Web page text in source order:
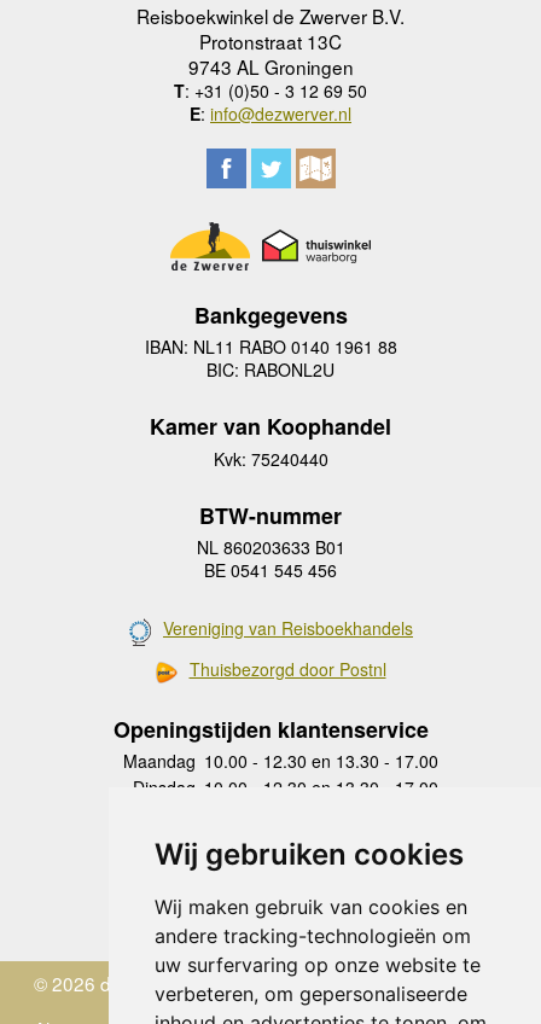
Wij gebruiken cookies
Wij maken gebruik van cookies en
andere tracking-technologieën om
uw surfervaring op onze website te
verbeteren, om gepersonaliseerde
Reisboekwinkel de Zwerver B.V.
Protonstraat 13C
9743 AL Groningen
T: +31 (0)50 - 3 12 69 50
E: info@dezwerver.nl
Bankgegevens
IBAN: NL11 RABO 0140 1961 88
BIC: RABONL2U
Kamer van Koophandel
Kvk: 75240440
BTW-nummer
NL 860203633 B01
BE 0541 545 456
Vereniging van Reisboekhandels
Thuisbezorgd door Postnl
Openingstijden klantenservice
Maandag 10.00 - 12.30 en 13.30 - 17.00
Dinsdag 10.00 - 12.30 en 13.30 - 17.00
Donderdag
10.00 - 12.30 en 13.30 - 17.00
Vrijdag 10.00 - 12.30 en 13.30 - 17.00
Zaterdag
gesloten
Zondag gesloten
© 2026 de Zwerver